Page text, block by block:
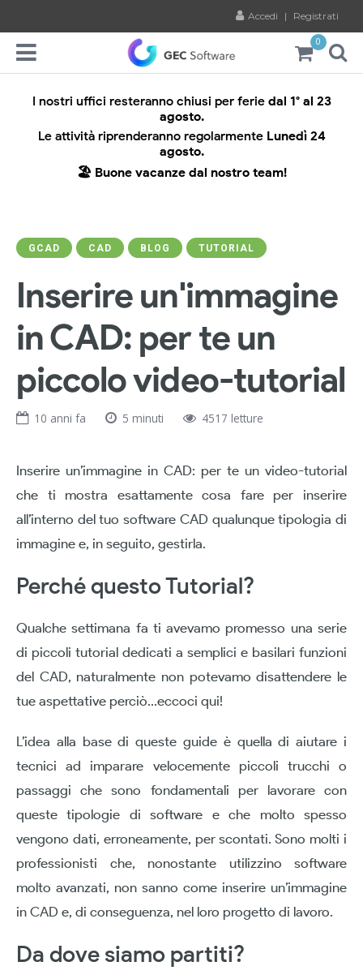
Accedi | Registrati
0
I nostri uffici resteranno chiusi per ferie dal 1° al 23
agosto.
Le attività riprenderanno regolarmente Lunedì 24
agosto.
🏖️ Buone vacanze dal nostro team!
GCAD CAD BLOG TUTORIAL
Inserire un'immagine
in CAD: per te un
piccolo video-tutorial
10 anni fa 5 minuti 4517 letture
Inserire un’immagine in CAD: per te un video-tutorial
che ti mostra esattamente cosa fare per inserire
all’interno del tuo software CAD qualunque tipologia di
immagine e, in seguito, gestirla.
Perché questo Tutorial?
Qualche settimana fa ti avevamo promesso una serie
di piccoli tutorial dedicati a semplici e basilari funzioni
del CAD, naturalmente non potevamo disattendere le
tue aspettative perciò…eccoci qui!
L’idea alla base di queste guide è quella di aiutare i
tecnici ad imparare velocemente piccoli trucchi o
passaggi che sono fondamentali per lavorare con
queste tipologie di software e che molto spesso
vengono dati, erroneamente, per scontati. Sono molti i
professionisti che, nonostante utilizzino software
molto avanzati, non sanno come inserire un’immagine
in CAD e, di conseguenza, nel loro progetto di lavoro.
Da dove siamo partiti?